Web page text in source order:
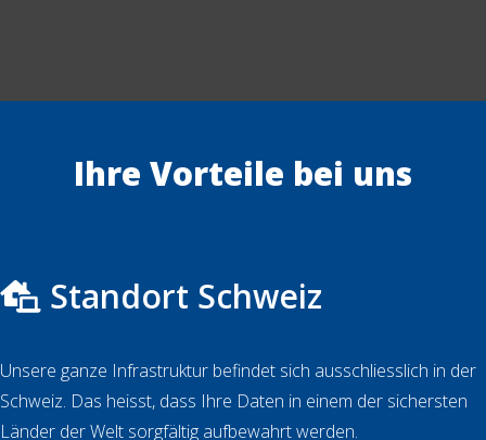
Ihre Vorteile bei uns
Standort Schweiz
Unsere ganze Infrastruktur befindet sich ausschliesslich in der
Schweiz. Das heisst, dass Ihre Daten in einem der sichersten
Länder der Welt sorgfältig aufbewahrt werden.